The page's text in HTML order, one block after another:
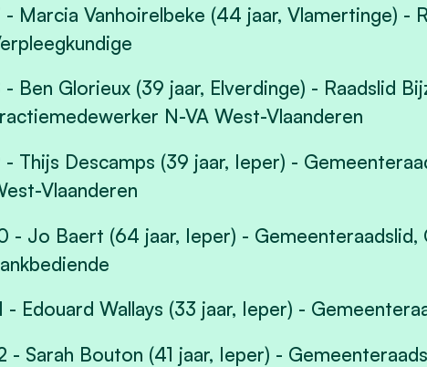
- Marcia Vanhoirelbeke (44 jaar, Vlamertinge) -
- Ben Glorieux (39 jaar, Elverdinge) - Raadslid
N-VA West-Vlaanderen
- Thijs Descamps (39 jaar, Ieper) -
Vlaanderen
- Jo Baert (64 jaar, Ieper) - Gemeenteraadslid,
- Edouard Wallays (33 jaar, Ieper) -
- Sarah Bouton (41 jaar, Ieper) -